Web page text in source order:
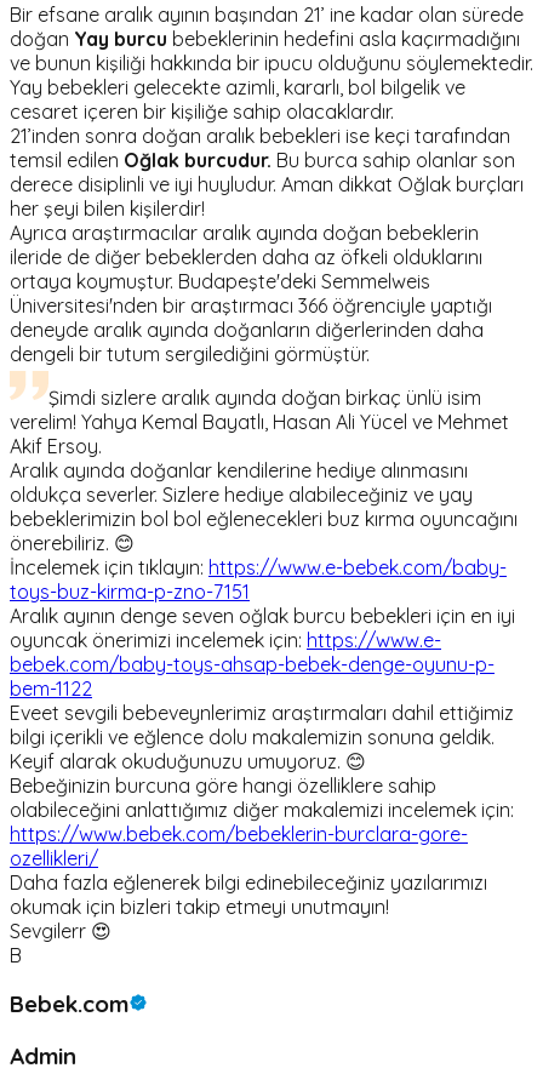
Bir efsane aralık ayının başından 21’ ine kadar olan sürede
doğan Yay burcu bebeklerinin hedefini asla kaçırmadığını
ve bunun kişiliği hakkında bir ipucu olduğunu söylemektedir.
Yay bebekleri gelecekte azimli, kararlı, bol bilgelik ve
cesaret içeren bir kişiliğe sahip olacaklardır.
21’inden sonra doğan aralık bebekleri ise keçi tarafından
temsil edilen Oğlak burcudur. Bu burca sahip olanlar son
derece disiplinli ve iyi huyludur. Aman dikkat Oğlak burçları
her şeyi bilen kişilerdir!
Ayrıca araştırmacılar aralık ayında doğan bebeklerin
ileride de diğer bebeklerden daha az öfkeli olduklarını
ortaya koymuştur. Budapeşte'deki Semmelweis
Üniversitesi'nden bir araştırmacı 366 öğrenciyle yaptığı
deneyde aralık ayında doğanların diğerlerinden daha
dengeli bir tutum sergilediğini görmüştür.
Şimdi sizlere aralık ayında doğan birkaç ünlü isim
verelim! Yahya Kemal Bayatlı, Hasan Ali Yücel ve Mehmet
Akif Ersoy.
Aralık ayında doğanlar kendilerine hediye alınmasını
oldukça severler. Sizlere hediye alabileceğiniz ve yay
bebeklerimizin bol bol eğlenecekleri buz kırma oyuncağını
önerebiliriz. 😊
İncelemek için tıklayın: https://www.e-bebek.com/baby-
toys-buz-kirma-p-zno-7151
Aralık ayının denge seven oğlak burcu bebekleri için en iyi
oyuncak önerimizi incelemek için: https://www.e-
bebek.com/baby-toys-ahsap-bebek-denge-oyunu-p-
bem-1122
Eveet sevgili bebeveynlerimiz araştırmaları dahil ettiğimiz
bilgi içerikli ve eğlence dolu makalemizin sonuna geldik.
Keyif alarak okuduğunuzu umuyoruz. 😊
Bebeğinizin burcuna göre hangi özelliklere sahip
olabileceğini anlattığımız diğer makalemizi incelemek için:
https://www.bebek.com/bebeklerin-burclara-gore-
ozellikleri/
Daha fazla eğlenerek bilgi edinebileceğiniz yazılarımızı
okumak için bizleri takip etmeyi unutmayın!
Sevgilerr 😍
B
Bebek.com
Admin